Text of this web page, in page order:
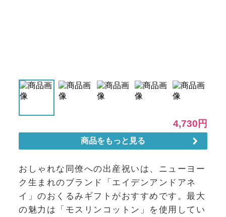
おしゃれな同僚への出産祝いは、ニューヨー
ク生まれのブランド「エイデンアンドアネ
イ」のおくるみギフトがおすすめです。最大
の魅力は「モスリンコットン」を使用してい